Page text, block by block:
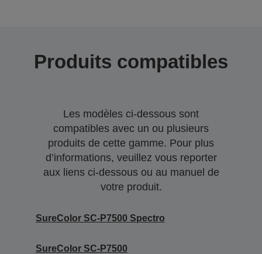
Produits compatibles
Les modèles ci-dessous sont
compatibles avec un ou plusieurs
produits de cette gamme. Pour plus
d’informations, veuillez vous reporter
aux liens ci-dessous ou au manuel de
votre produit.
SureColor SC-P7500 Spectro
SureColor SC-P7500